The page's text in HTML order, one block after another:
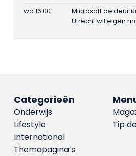
wo 16:00
Microsoft de deur
Utrecht wil eigen
Tip
Categorieën
Onderwijs
Lifestyle
International
Themapagina’s